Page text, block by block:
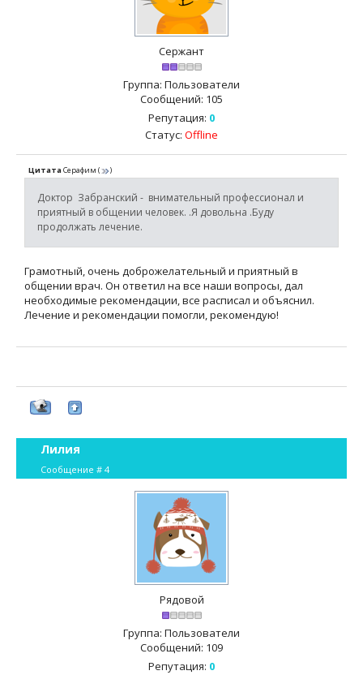
Сержант
Группа: Пользователи
Сообщений: 105
Репутация: 0
Статус: Offline
ЦитатаСерафим ( )
Доктор Забранский - внимательный профессионал и
приятный в общении человек. .Я довольна .Буду
продолжать лечение.
Грамотный, очень доброжелательный и приятный в
общении врач. Он ответил на все наши вопросы, дал
необходимые рекомендации, все расписал и объяснил.
Лечение и рекомендации помогли, рекомендую!
Лилия
Сообщение # 4
Рядовой
Группа: Пользователи
Сообщений: 109
Репутация: 0